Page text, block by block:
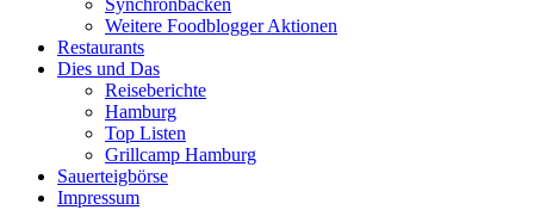
Synchronbacken
Weitere Foodblogger Aktionen
Restaurants
Dies und Das
Reiseberichte
Hamburg
Top Listen
Grillcamp Hamburg
Sauerteigbörse
Impressum